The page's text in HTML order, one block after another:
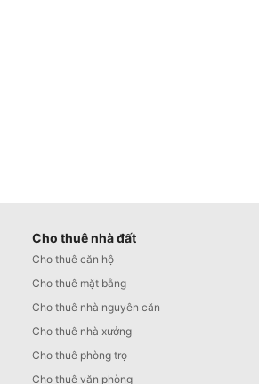
Cho thuê nhà đất
Cho thuê căn hộ
Cho thuê mặt bằng
Cho thuê nhà nguyên căn
Cho thuê nhà xưởng
Cho thuê phòng trọ
Cho thuê văn phòng